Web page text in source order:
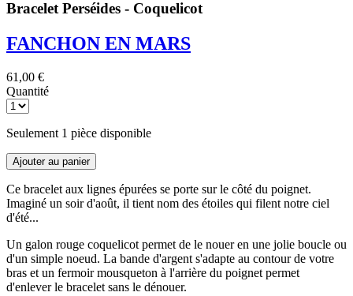
Bracelet Perséides - Coquelicot
FANCHON EN MARS
61,00 €
Quantité
Seulement 1 pièce disponible
Ajouter au panier
Ce bracelet aux lignes épurées se porte sur le côté du poignet.
Imaginé un soir d'août, il tient nom des étoiles qui filent notre ciel
d'été...
Un galon rouge coquelicot permet de le nouer en une jolie boucle ou
d'un simple noeud. La bande d'argent s'adapte au contour de votre
bras et un fermoir mousqueton à l'arrière du poignet permet
d'enlever le bracelet sans le dénouer.